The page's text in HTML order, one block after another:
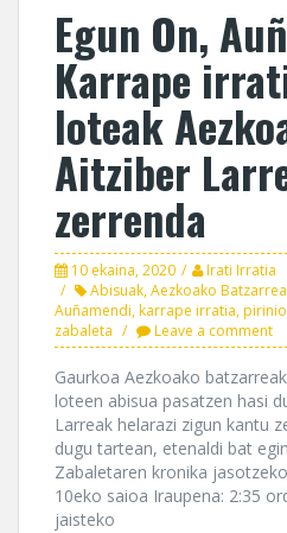
Egun On,
Karrape
loteak
Aitziber
zerrenda
10 ekaina, 2020 Irati Irratia
Abisuak,Aezkoako Batzarrea
Auñamendi,karrape irratia,
zabaleta
Leave a comment
Gaurkoa Aezkoako
loteen abisua pasatzen hasi
Larreak helarazi zigun kantu
dugu tartean, etenaldi bat
Zabaletaren kronika
10eko saioa Iraupena: 2:35
jaisteko